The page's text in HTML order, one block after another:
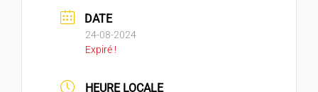
DATE
24-08-2024
Expiré !
HEURE LOCALE